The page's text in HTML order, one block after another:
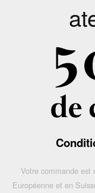
Votre commande est
Européenne et en